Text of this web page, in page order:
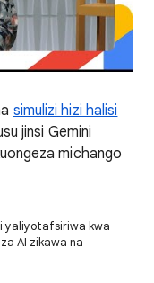
simulizi hizi halisi
jinsi Gemini
michango
yaliyotafsiriwa kwa
AI zikawa na